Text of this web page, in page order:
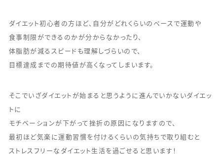
ダイエット初心者の方ほど、自分がどれくらいのペースで運動や
食事制限ができるのかが分からなかったり、
体脂肪が減るスピードも理解しづらいので、
目標達成までの期待値が高くなってしまいます。
そこでいざダイエットが始まると思うように進んでいかないダイエッ
トに
モチベーションが下がって挫折の原因になりますので、
最初ほど気楽に運動習慣を付けるくらいの気持ちで取り組むと
ストレスフリーなダイエット生活を過ごせると思います！